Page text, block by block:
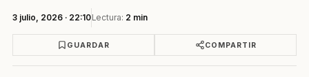
3 julio, 2026 · 22:10Lectura: 2 min
GUARDAR COMPARTIR